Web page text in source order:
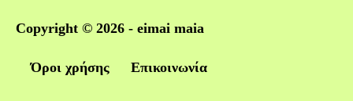
Copyright © 2026 - eimai maia
Όροι χρήσης Επικοινωνία